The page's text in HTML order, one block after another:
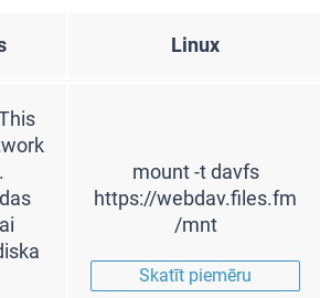
Linux
mount -t davfs
https://webdav.files.fm
/mnt
Skatīt piemēru